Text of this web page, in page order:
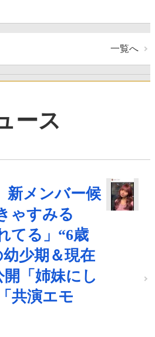
一覧へ
ース
新メンバー候
ゃすみる
てる」“6歳
少期＆現在
「姉妹にし
共演エモ